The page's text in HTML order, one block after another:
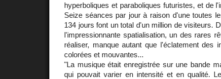
hyperboliques et paraboliques futuristes, et de
Seize séances par jour à raison d'une toutes
134 jours font un total d'un million de visiteurs.
l'impressionnante spatialisation, un des rares
réaliser, manque autant que l'éclatement des
colorées et mouvantes...
"La musique était enregistrée sur une bande
qui pouvait varier en intensité et en qualité.